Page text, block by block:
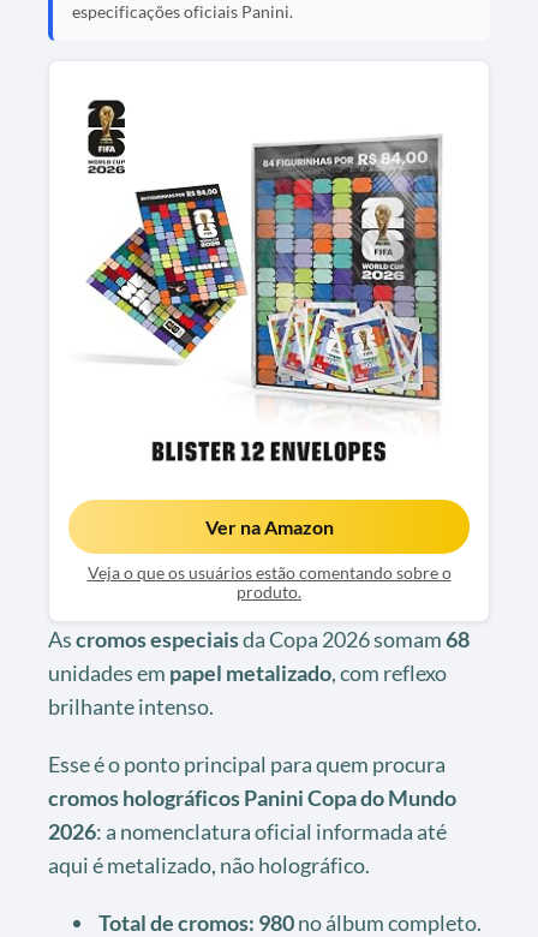
especificações oficiais Panini.
Ver na Amazon
Veja o que os usuários estão comentando sobre o
produto.
Ascromos especiaisda Copa 2026 somam68
unidades em papel metalizado, com reflexo
brilhante intenso.
Esse é o ponto principal para quem procura
cromos holográficos Panini Copa do Mundo
2026: a nomenclatura oficial informada até
aqui é metalizado, não holográfico.
Total de cromos: 980no álbum completo.